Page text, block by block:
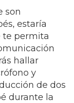
son
estaría
te permita
hallar
y
de dos
durante la